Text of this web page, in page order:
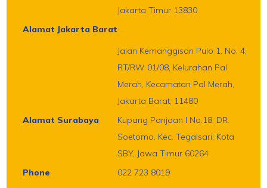
Jakarta Timur 13830
Alamat Jakarta Barat
Jalan Kemanggisan Pulo 1, No. 4,
RT/RW 01/08, Kelurahan Pal
Merah, Kecamatan Pal Merah,
Jakarta Barat, 11480
Alamat Surabaya
Kupang Panjaan I No.18, DR.
Soetomo, Kec. Tegalsari, Kota
SBY, Jawa Timur 60264
Phone
022 723 8019